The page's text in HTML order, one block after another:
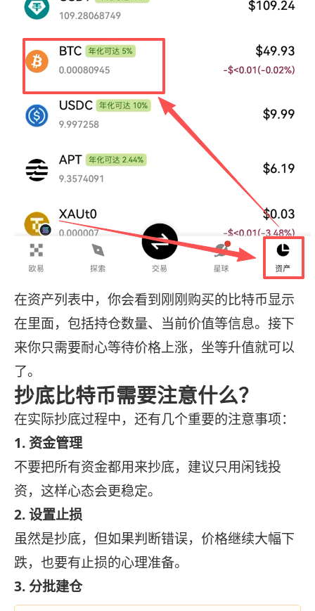
在资产列表中，你会看到刚刚购买的比特币显示
在里面，包括持仓数量、当前价值等信息。接下
来你只需要耐心等待价格上涨，坐等升值就可以
了。
抄底比特币需要注意什么？
在实际抄底过程中，还有几个重要的注意事项：
1. 资金管理
不要把所有资金都用来抄底，建议只用闲钱投
资，这样心态会更稳定。
2. 设置止损
虽然是抄底，但如果判断错误，价格继续大幅下
跌，也要有止损的心理准备。
3. 分批建仓